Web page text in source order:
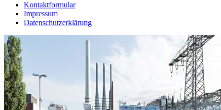
Kontaktformular
Impressum
Datenschutzerklärung